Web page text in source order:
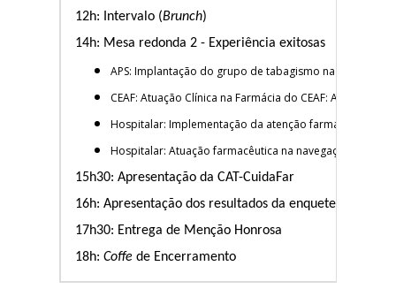
12h: Intervalo (Brunch)
14h: Mesa redonda 2 - Experiência exitosas
APS:Implantação do grupo de tabagismo na UBS (UBS 3
CEAF:Atuação Clínica na Farmácia do CEAF:
Hospitalar:Implementação da atenção farmacêutica
Hospitalar:Atuação farmacêutica na navegação do
15h30: Apresentação da CAT-CuidaFar
16h: Apresentação dos resultados da enquete sobre os
17h30: Entrega de Menção Honrosa
18h:Coffe de Encerramento